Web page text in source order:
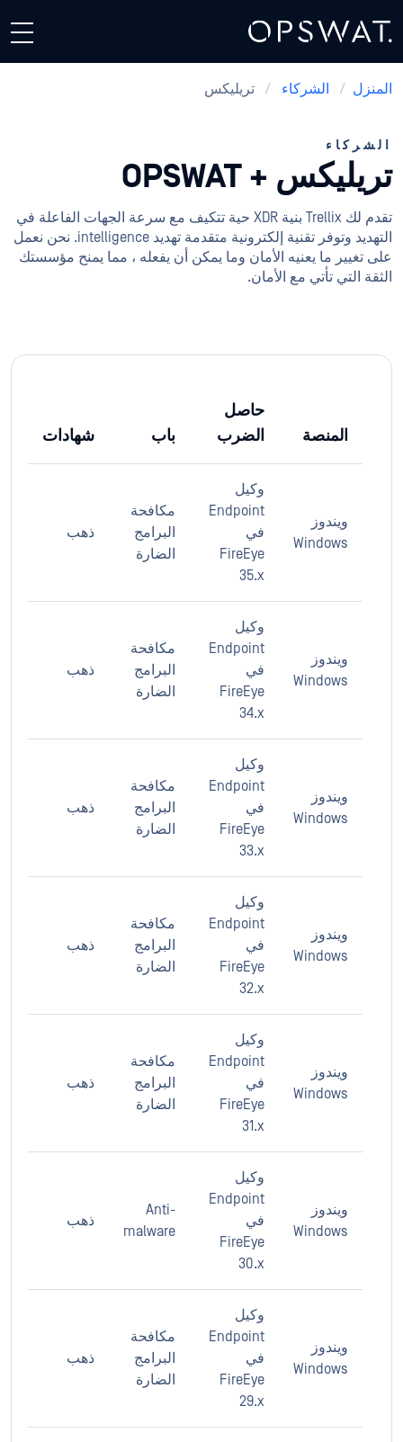
المنزل / الشركاء / تريليكس
الشركاء
تريليكس + OPSWAT
تقدم لك Trellix بنية XDR حية تتكيف مع سرعة الجهات الفاعلة في
التهديد وتوفر تقنية إلكترونية متقدمة تهديد intelligence. نحن نعمل
على تغيير ما يعنيه الأمان وما يمكن أن يفعله ، مما يمنح مؤسستك
الثقة التي تأتي مع الأمان.
المنصة
حاصل
الضرب
باب شهادات
ويندوز
Windows
وكيل
Endpoint
في
FireEye
35.x
مكافحة
البرامج
الضارة
ذهب
ويندوز
Windows
وكيل
Endpoint
في
FireEye
34.x
مكافحة
البرامج
الضارة
ذهب
ويندوز
Windows
وكيل
Endpoint
في
FireEye
33.x
مكافحة
البرامج
الضارة
ذهب
ويندوز
Windows
وكيل
Endpoint
في
FireEye
32.x
مكافحة
البرامج
الضارة
ذهب
ويندوز
Windows
وكيل
Endpoint
في
FireEye
31.x
مكافحة
البرامج
الضارة
ذهب
ويندوز
Windows
وكيل
Endpoint
في
FireEye
30.x
Anti-
malware
ذهب
ويندوز
Windows
وكيل
Endpoint
في
FireEye
29.x
مكافحة
البرامج
الضارة
ذهب